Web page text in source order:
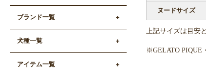
ヌードサイズ
上記サイズは目安
※GELATO PIQUE
ブランド一覧
犬種一覧
アイテム一覧